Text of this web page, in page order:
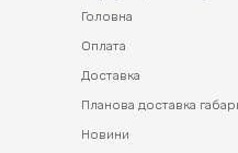
Головна
Оплата
Доставка
Планова доставка
Новини